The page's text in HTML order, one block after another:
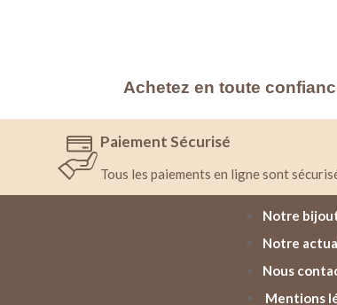
Achetez en toute
Paiement Sécurisé
Tous les paiements en ligne sont
Notre
Notre
Nous
Mentions